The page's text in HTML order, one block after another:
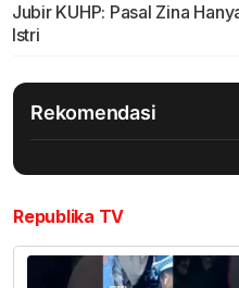
Jubir KUHP: Pasal Zina
Istri
Rekomendasi
Republika TV